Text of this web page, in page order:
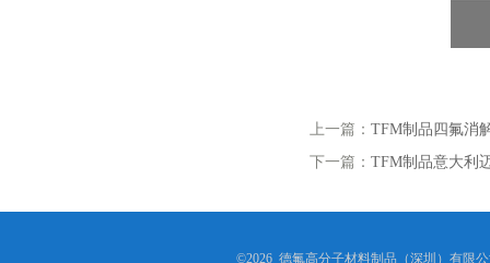
上一篇： TFM制品四氟消
下一篇： TFM制品意大利
©2026 德氟高分子材料制品（深圳）有限